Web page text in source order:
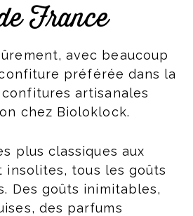
France
avec beaucoup
préférée dans la
artisanales
chez Bioloklock.
plus classiques aux
tous les goûts
Des goûts inimitables,
des parfums